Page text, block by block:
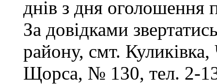
днів з дня оголошення
За довідками
району, смт. Куликівка,
Щорса, № 130, тел. 2-